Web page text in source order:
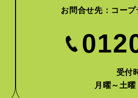
お問合せ先： コー
受付
月曜～土